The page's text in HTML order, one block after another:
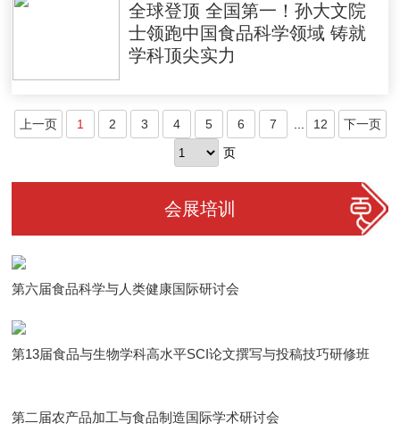
全球登顶 全国第一！孙大文院
士领跑中国食品科学领域 铸就
学科顶尖实力
上一页 1 2 3 4 5 6 7 12
下一页
页
会展培训
第六届食品科学与人类健康国际研讨会
第13届食品与生物学科高水平SCI论文撰写与投稿技巧研修班
第二届农产品加工与食品制造国际学术研讨会